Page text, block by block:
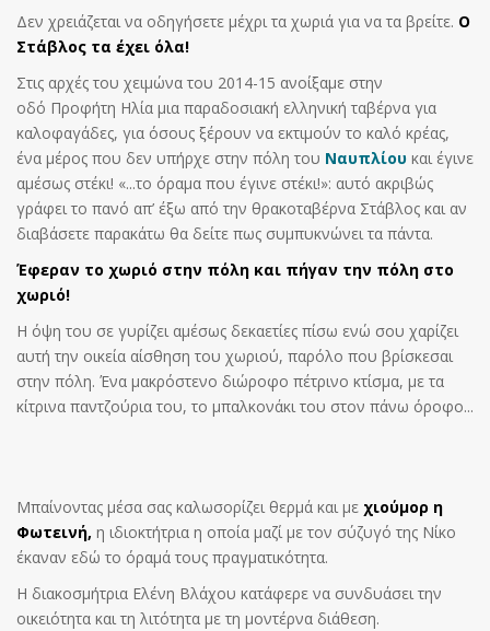
Δεν χρειάζεται να οδηγήσετε μέχρι τα χωριά για να τα βρείτε. Ο
Στάβλος τα έχει όλα!
Στις αρχές του χειμώνα του 2014-15 ανοίξαμε στην
οδό Προφήτη Ηλία μια παραδοσιακή ελληνική ταβέρνα για
καλοφαγάδες, για όσους ξέρουν να εκτιμούν το καλό κρέας,
ένα μέρος που δεν υπήρχε στην πόλη του Ναυπλίου και έγινε
αμέσως στέκι! «...το όραμα που έγινε στέκι!»: αυτό ακριβώς
γράφει το πανό απ’ έξω από την θρακοταβέρνα Στάβλος και αν
διαβάσετε παρακάτω θα δείτε πως συμπυκνώνει τα πάντα.
Έφεραν το χωριό στην πόλη και πήγαν την πόλη στο
χωριό!
Η όψη του σε γυρίζει αμέσως δεκαετίες πίσω ενώ σου χαρίζει
αυτή την οικεία αίσθηση του χωριού, παρόλο που βρίσκεσαι
στην πόλη. Ένα μακρόστενο διώροφο πέτρινο κτίσμα, με τα
κίτρινα παντζούρια του, το μπαλκονάκι του στον πάνω όροφο...
Μπαίνοντας μέσα σας καλωσορίζει θερμά και με χιούμορ η
Φωτεινή, η ιδιοκτήτρια η οποία μαζί με τον σύζυγό της Νίκο
έκαναν εδώ το όραμά τους πραγματικότητα.
Η διακοσμήτρια Ελένη Βλάχου κατάφερε να συνδυάσει την
οικειότητα και τη λιτότητα με τη μοντέρνα διάθεση.